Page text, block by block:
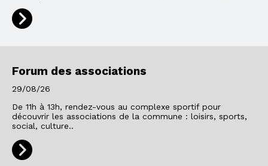
Forum des associations
29/08/26
De 11h à 13h, rendez-vous au complexe sportif pour
découvrir les associations de la commune : loisirs, sports,
social, culture..